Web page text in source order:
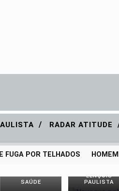
/ RADAR ATITUDE
POR TELHADOS HOMEM
SAÚDE
LENÇÓIS
PAULISTA